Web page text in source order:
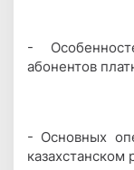
-
абонентов
- Основных
казахстанском